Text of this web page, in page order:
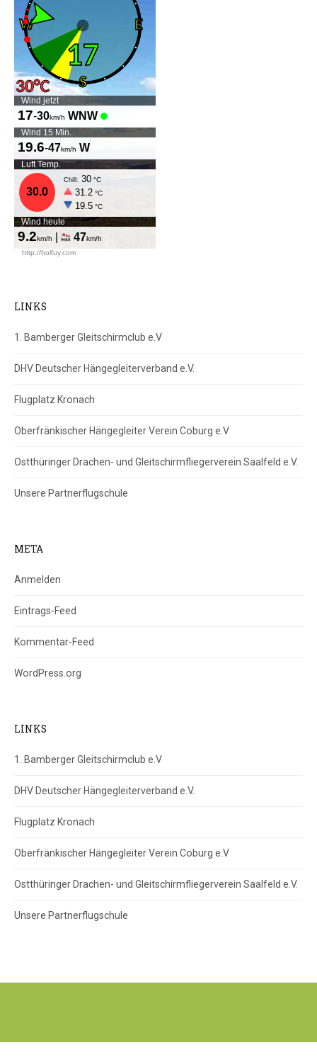
LINKS
1. Bamberger Gleitschirmclub e.V
DHV Deutscher Hängegleiterverband e.V.
Flugplatz Kronach
Oberfränkischer Hängegleiter Verein Coburg e.V
Ostthüringer Drachen- und Gleitschirmfliegerverein Saalfeld e.V.
Unsere Partnerflugschule
META
Anmelden
Eintrags-Feed
Kommentar-Feed
WordPress.org
LINKS
1. Bamberger Gleitschirmclub e.V
DHV Deutscher Hängegleiterverband e.V.
Flugplatz Kronach
Oberfränkischer Hängegleiter Verein Coburg e.V
Ostthüringer Drachen- und Gleitschirmfliegerverein Saalfeld e.V.
Unsere Partnerflugschule